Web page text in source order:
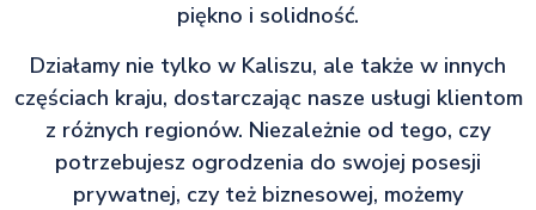
piękno i solidność.
Działamy nie tylko w Kaliszu, ale także w innych
częściach kraju, dostarczając nasze usługi klientom
z różnych regionów. Niezależnie od tego, czy
potrzebujesz ogrodzenia do swojej posesji
prywatnej, czy też biznesowej, możemy